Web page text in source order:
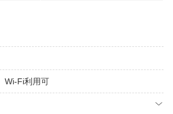
Wi-Fi利用可